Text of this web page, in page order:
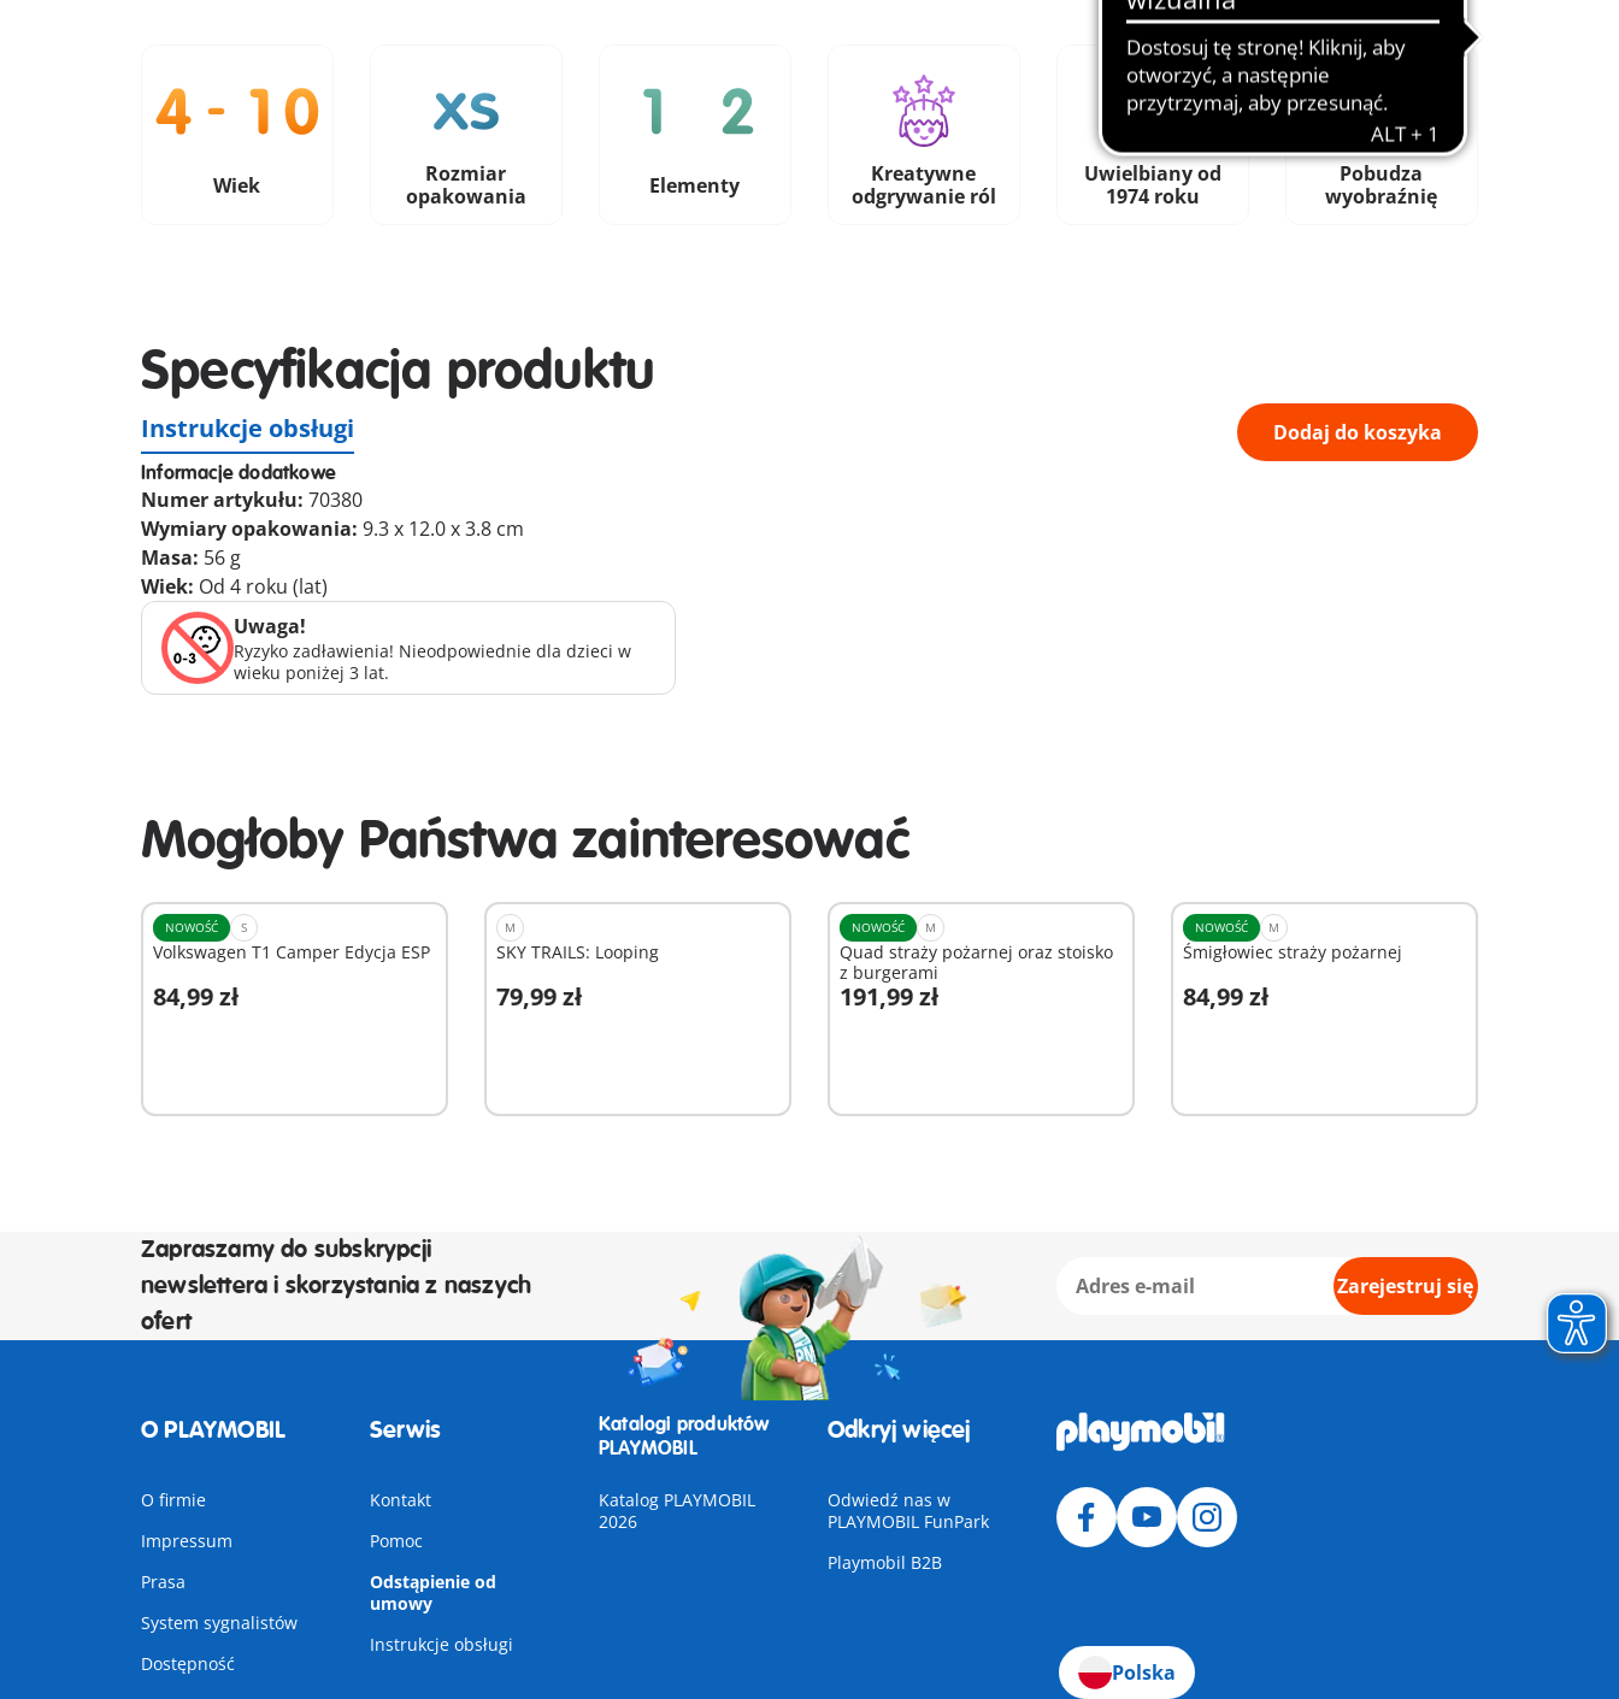
Wiek
Rozmiar
opakowania
Elementy
Kreatywne
odgrywanie ról
Uwielbiany od
1974 roku
Pobudza
wyobraźnię
Specyfikacja produktu
Dodaj do koszyka
Instrukcje obsługi
Informacje dodatkowe
Numer artykułu: 70380
Wymiary opakowania: 9.3 x 12.0 x 3.8 cm
Masa: 56 g
Wiek: Od 4 roku (lat)
Uwaga!
Ryzyko zadławienia! Nieodpowiednie dla dzieci w
wieku poniżej 3 lat.
Mogłoby Państwa zainteresować
NOWOŚĆ S
Volkswagen T1 Camper Edycja ESP
84,99 zł
Dodaj do koszyka
M
SKY TRAILS: Looping
79,99 zł
Dodaj do koszyka
NOWOŚĆ M
Quad straży pożarnej oraz stoisko
z burgerami
191,99 zł
Dodaj do koszyka
NOWOŚĆ M
Śmigłowiec straży pożarnej
84,99 zł
Dodaj do koszyka
Zapraszamy do subskrypcji
newslettera i skorzystania z naszych
ofert
Zarejestruj się
O PLAYMOBIL
O firmie
Impressum
Prasa
System sygnalistów
Dostępność
Serwis
Kontakt
Pomoc
Odstąpienie od
umowy
Instrukcje obsługi
Katalogi produktów
PLAYMOBIL
Katalog PLAYMOBIL
2026
Odkryj więcej
Odwiedź nas w
PLAYMOBIL FunPark
Playmobil B2B
Polska